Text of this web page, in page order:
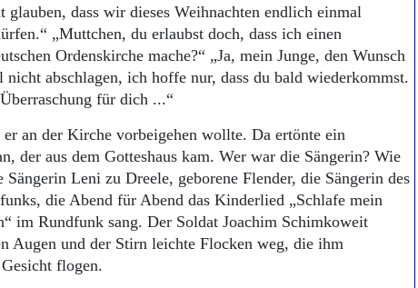
glauben, dass wir dieses Weihnachten endlich einmal
„Muttchen, du erlaubst doch, dass ich einen
Ordenskirche mache?“ „Ja, mein Junge, den Wunsch
abschlagen, ich hoffe nur, dass du bald wiederkommst.
für dich ...“
er an der Kirche vorbeigehen wollte. Da ertönte ein
der aus dem Gotteshaus kam. Wer war die Sängerin? Wie
Sängerin Leni zu Dreele, geborene Flender, die Sängerin des
die Abend für Abend das Kinderlied „Schlafe mein
im Rundfunk sang. Der Soldat Joachim Schimkoweit
Augen und der Stirn leichte Flocken weg, die ihm
flogen.